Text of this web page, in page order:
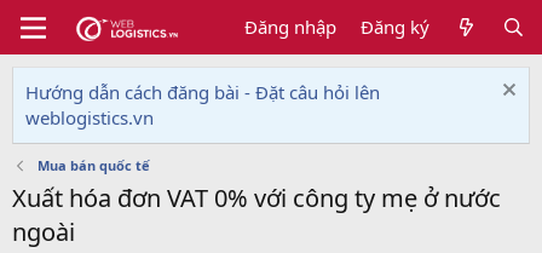
Đăng nhập Đăng ký
Hướng dẫn cách đăng bài - Đặt câu hỏi lên
weblogistics.vn
Mua bán quốc tế
Xuất hóa đơn VAT 0% với công ty mẹ ở nước
ngoài